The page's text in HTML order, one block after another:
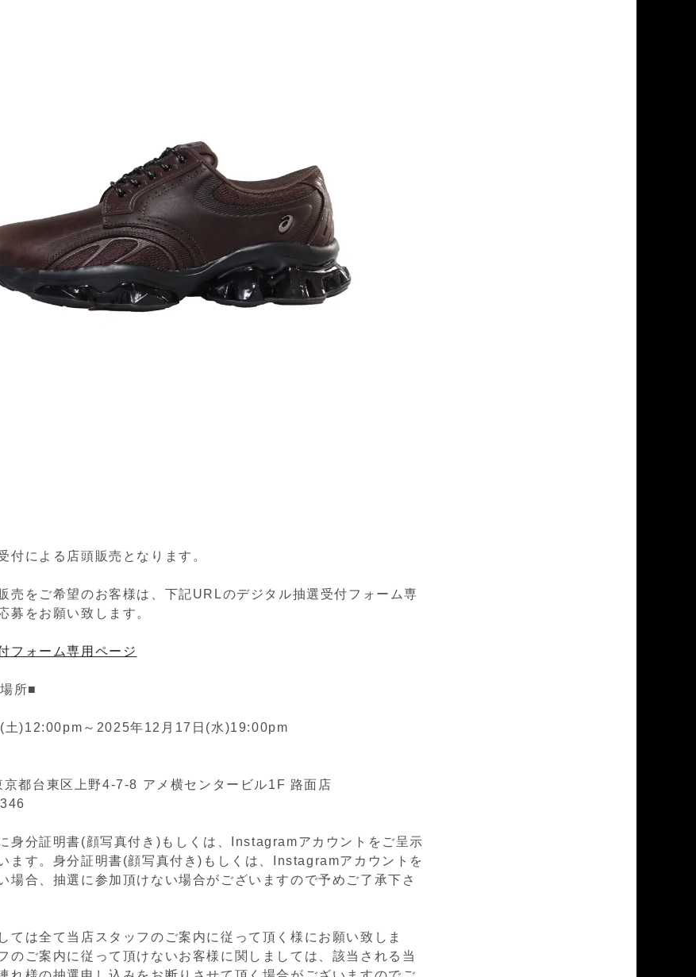
付による店頭販売となります。
売をご希望のお客様は、下記URLのデジタル抽選受付フォーム専
募をお願い致します。
フォーム専用ページ
所■
土)12:00pm～2025年12月17日(水)19:00pm
都台東区上野4-7-8 アメ横センタービル1F 路面店
身分証明書(顔写真付き)もしくは、Instagramアカウントをご呈示
ます。身分証明書(顔写真付き)もしくは、Instagramアカウントを
場合、抽選に参加頂けない場合がございますので予めご了承下さ
ては全て当店スタッフのご案内に従って頂く様にお願い致しま
のご案内に従って頂けないお客様に関しましては、該当される当